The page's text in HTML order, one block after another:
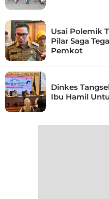
Usai Polemik
Pilar Saga
Pemkot
Dinkes
Ibu Hamil